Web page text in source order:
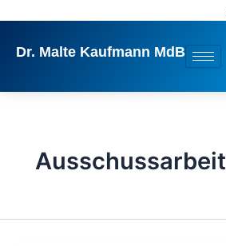
springen
Dr. Malte Kaufmann MdB
Ausschussarbeit